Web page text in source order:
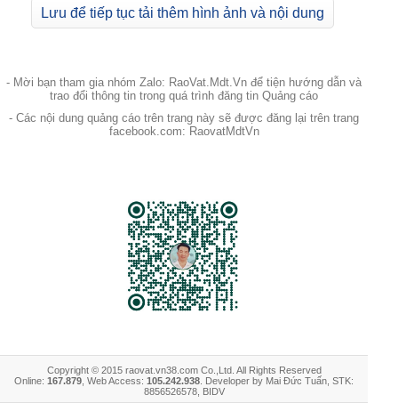
Lưu để tiếp tục tải thêm hình ảnh và nội dung
- Mời bạn tham gia nhóm Zalo: RaoVat.Mdt.Vn để tiện hướng dẫn và
trao đổi thông tin trong quá trình đăng tin Quảng cáo
- Các nội dung quảng cáo trên trang này sẽ được đăng lại trên trang
facebook.com: RaovatMdtVn
Copyright © 2015 raovat.vn38.com Co.,Ltd. All Rights Reserved
Online: 167.879 , Web Access: 105.242.938 . Developer by Mai Đức Tuấn, STK:
8856526578, BIDV